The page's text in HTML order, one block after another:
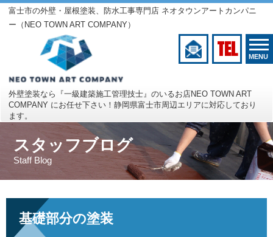
富士市の外壁・屋根塗装、防水工事専門店 ネオタウンアートカンパニ
ー（NEO TOWN ART COMPANY）
外壁塗装なら『一級建築施工管理技士』のいるお店NEO TOWN ART
COMPANY にお任せ下さい！静岡県富士市周辺エリアに対応しており
ます。
TEL MENU
スタッフブログ
Staff Blog
基礎部分の塗装